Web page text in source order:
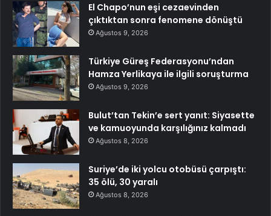
El Chapo’nun eşi cezaevinden
çıktıktan sonra fenomene dönüştü
Ağustos 9, 2026
Türkiye Güreş Federasyonu’ndan
Hamza Yerlikaya ile ilgili soruşturma
Ağustos 9, 2026
Bulut’tan Tekin’e sert yanıt: Siyasette
ve kamuoyunda karşılığınız kalmadı
Ağustos 8, 2026
Suriye’de iki yolcu otobüsü çarpıştı:
35 ölü, 30 yaralı
Ağustos 8, 2026